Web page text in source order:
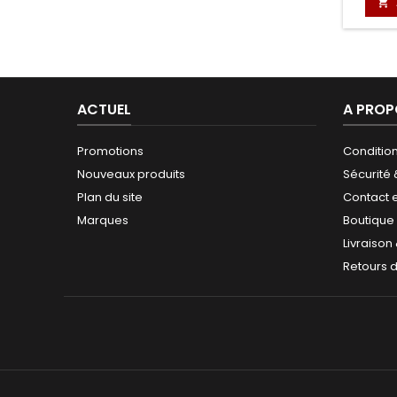
ACTUEL
Promotions
Nouveaux produits
Plan du site
Marques
A
Sécurité
Contact
Retours